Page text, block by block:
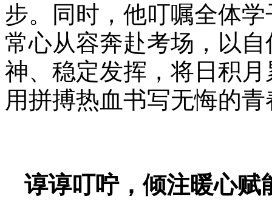
步。同时，他叮嘱全体
常心从容奔赴考场，以
神、稳定发挥，将日积
用拼搏热血书写无悔的
谆谆叮咛，倾注暖心赋